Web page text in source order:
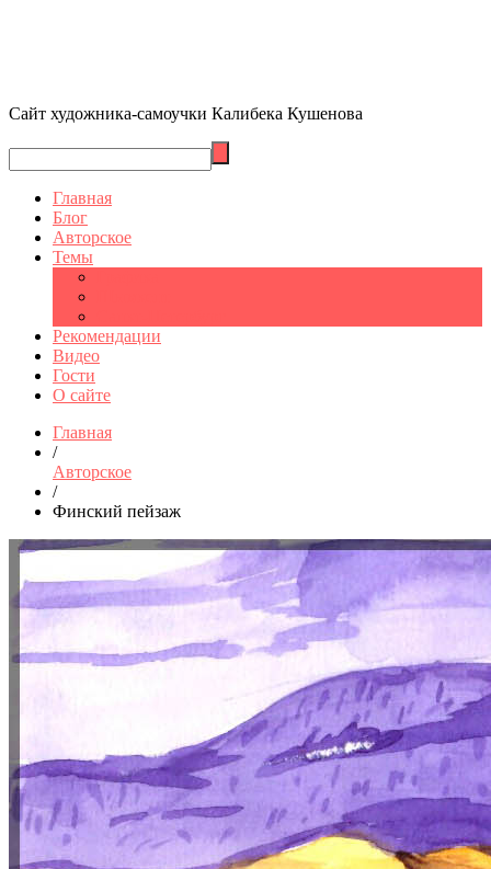
Сайт художника-самоучки Калибека Кушенова
Главная
Блог
Авторское
Темы
Рекомендации
Видео
Гости
О сайте
Главная
/
Авторское
/
Финский пейзаж